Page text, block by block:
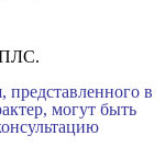
представленного в
могут быть